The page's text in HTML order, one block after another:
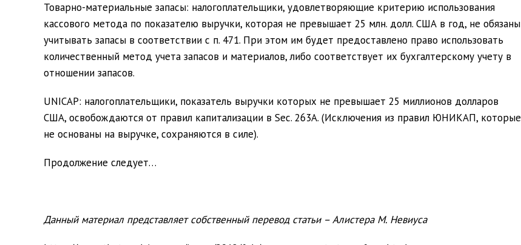
Товарно-материальные запасы: налогоплательщики, удовлетворяющие критерию использования
кассового метода по показателю выручки, которая не превышает 25 млн. долл. США в год, не обязаны
учитывать запасы в соответствии с п. 471. При этом им будет предоставлено право использовать
количественный метод учета запасов и материалов, либо соответствует их бухгалтерскому учету в
отношении запасов.
UNICAP: налогоплательщики, показатель выручки которых не превышает 25 миллионов долларов
США, освобождаются от правил капитализации в Sec. 263A. (Исключения из правил ЮНИКАП, которые
не основаны на выручке, сохраняются в силе).
Продолжение следует…
Данный материал представляет собственный перевод статьи – Алистера М. Невиуса